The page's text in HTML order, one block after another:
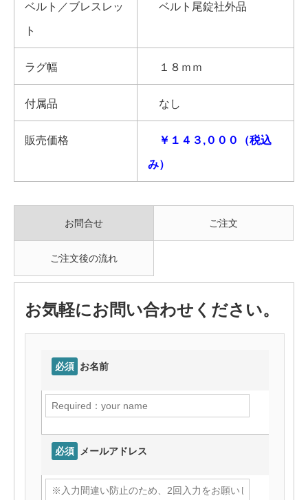
ベルト／ブレスレッ
ト
ベルト尾錠社外品
ラグ幅 １８ｍｍ
付属品 なし
販売価格 ￥１４３,０００（税込
み）
お問合せ ご注文
ご注文後の流れ
お気軽にお問い合わせください。
必須 お名前
必須 メールアドレス